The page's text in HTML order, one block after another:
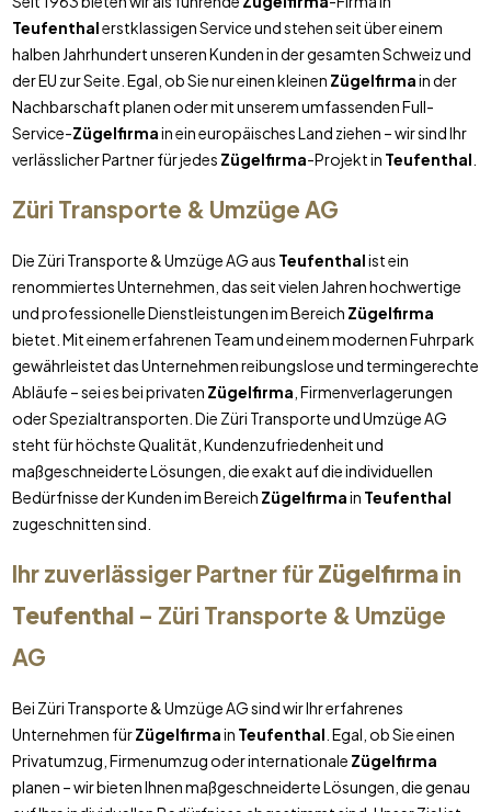
Teufenthalerstklassigen Service und stehen seit über einem
halben Jahrhundert unseren Kunden in der gesamten Schweiz und
der EU zur Seite. Egal, ob Sie nur einen kleinen Zügelfirmain der
Nachbarschaft planen oder mit unserem umfassenden Full-
Service-Zügelfirmain ein europäisches Land ziehen – wir sind Ihr
verlässlicher Partner für jedes Zügelfirma-Projekt in Teufenthal
Züri Transporte & Umzüge AG
Die Züri Transporte & Umzüge AG aus Teufenthalist ein
renommiertes Unternehmen, das seit vielen Jahren hochwertige
und professionelle Dienstleistungen im Bereich Zügelfirma
bietet. Mit einem erfahrenen Team und einem modernen Fuhrpark
gewährleistet das Unternehmen reibungslose und termingerechte
Abläufe – sei es bei privaten Zügelfirma , Firmenverlagerungen
oder Spezialtransporten. Die Züri Transporte und Umzüge AG
steht für höchste Qualität, Kundenzufriedenheit und
maßgeschneiderte Lösungen, die exakt auf die individuellen
Bedürfnisse der Kunden im Bereich Zügelfirmain Teufenthal
zugeschnitten sind.
Ihr zuverlässiger Partner fürZügelfirmain
Teufenthal– Züri Transporte & Umzüge
AG
Bei Züri Transporte & Umzüge AG sind wir Ihr erfahrenes
Unternehmen fürZügelfirmain Teufenthal . Egal, ob Sie einen
Privatumzug, Firmenumzug oder internationale Zügelfirma
planen – wir bieten Ihnen maßgeschneiderte Lösungen, die genau